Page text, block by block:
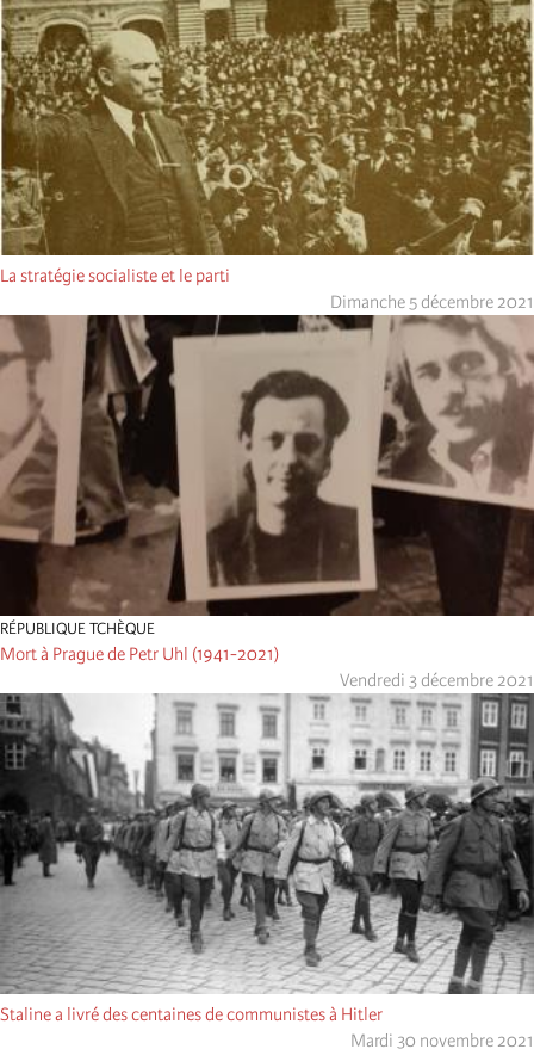
La stratégie socialiste et le parti
Dimanche 5 décembre 2021
RÉPUBLIQUE TCHÈQUE
Mort à Prague de Petr Uhl (1941-2021)
Vendredi 3 décembre 2021
Staline a livré des centaines de communistes à Hitler
Mardi 30 novembre 2021